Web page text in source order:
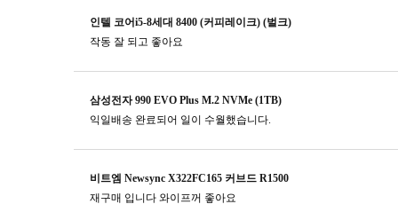
인텔 코어i5-8세대 8400 (커피레이크) (벌크)
작동 잘 되고 좋아요
삼성전자 990 EVO Plus M.2 NVMe (1TB)
익일배송 완료되어 일이 수월했습니다.
비트엠 Newsync X322FC165 커브드 R1500
재구매 입니다 와이프꺼 좋아요